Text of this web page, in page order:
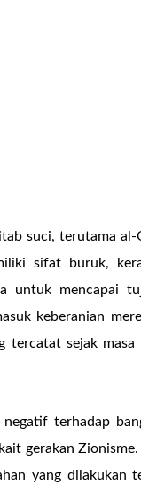
suci, terutama al-
sifat buruk,
untuk mencapai
keberanian
tercatat sejak masa
terhadap
gerakan Zionisme.
yang dilakukan